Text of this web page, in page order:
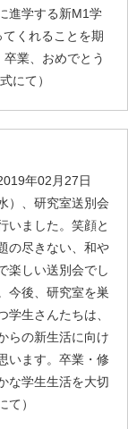
進学する新M1学
くれることを期
業、おめでとう
にて）
年02月27日
水）、研究室送別会
いました。笑顔と
の尽きない、和や
楽しい送別会でし
今後、研究室を巣
学生さんたちは、
らの新生活に向け
います。卒業・修
な学生生活を大切
）